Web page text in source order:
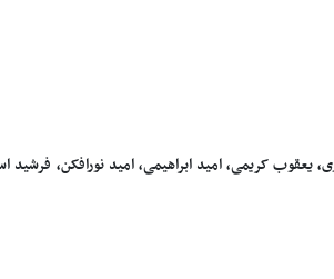
کریمی، امید ابراهیمی، امید نورافکن، فرشید